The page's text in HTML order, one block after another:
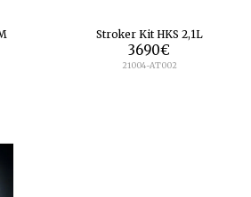
Stroker Kit HKS 2,1L
3690€
21004-AT002